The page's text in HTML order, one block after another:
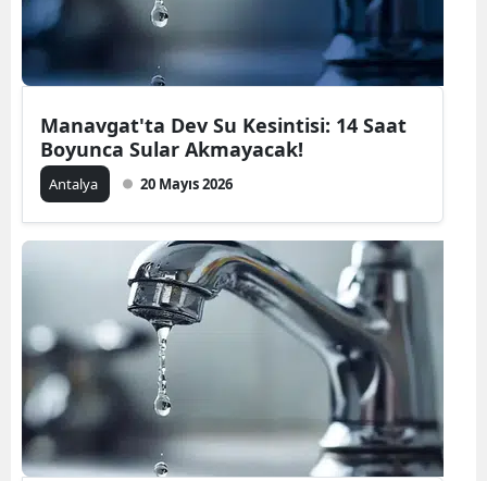
Manavgat'ta Dev Su Kesintisi: 14 Saat
Boyunca Sular Akmayacak!
Antalya 20 Mayıs 2026